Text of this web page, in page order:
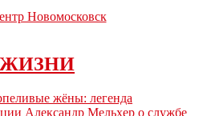
ЖИЗНИ
жёны: легенда
Александр Мельхер о службе